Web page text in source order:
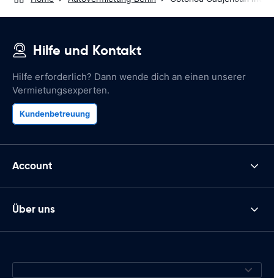
Hilfe und Kontakt
Hilfe erforderlich? Dann wende dich an einen unserer
Vermietungsexperten.
Kundenbetreuung
Account
Über uns